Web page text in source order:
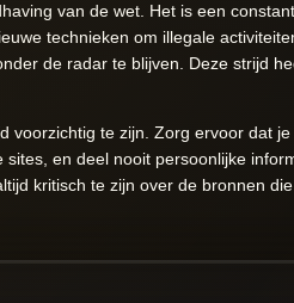
van de wet. Het is een
technieken om illegale
de radar te blijven. Deze strijd
voorzichtig te zijn. Zorg ervoor dat je
en deel nooit persoonlijke
kritisch te zijn over de bronnen